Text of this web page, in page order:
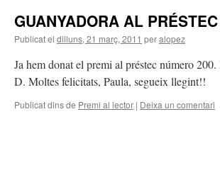
GUANYADORA AL
Publicat el dilluns, 21 març, 2011 peralopez
Ja hem donat el premi al préstec número
D. Moltes felicitats, Paula, segueix llegint!!
Publicat dins de Premi al lector | Deixa un comentari